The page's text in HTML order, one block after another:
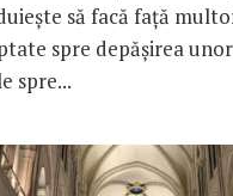
să facă față
spre depășirea
spre...